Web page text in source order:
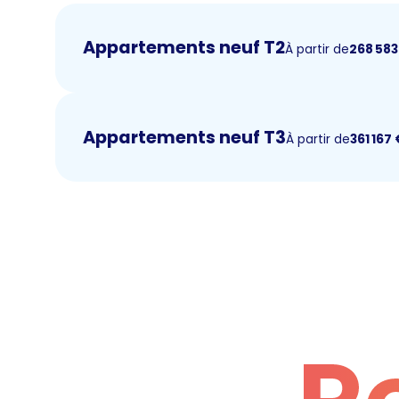
Appartements neuf T2À partir de268 583
Appartements neuf T3À partir de361 167